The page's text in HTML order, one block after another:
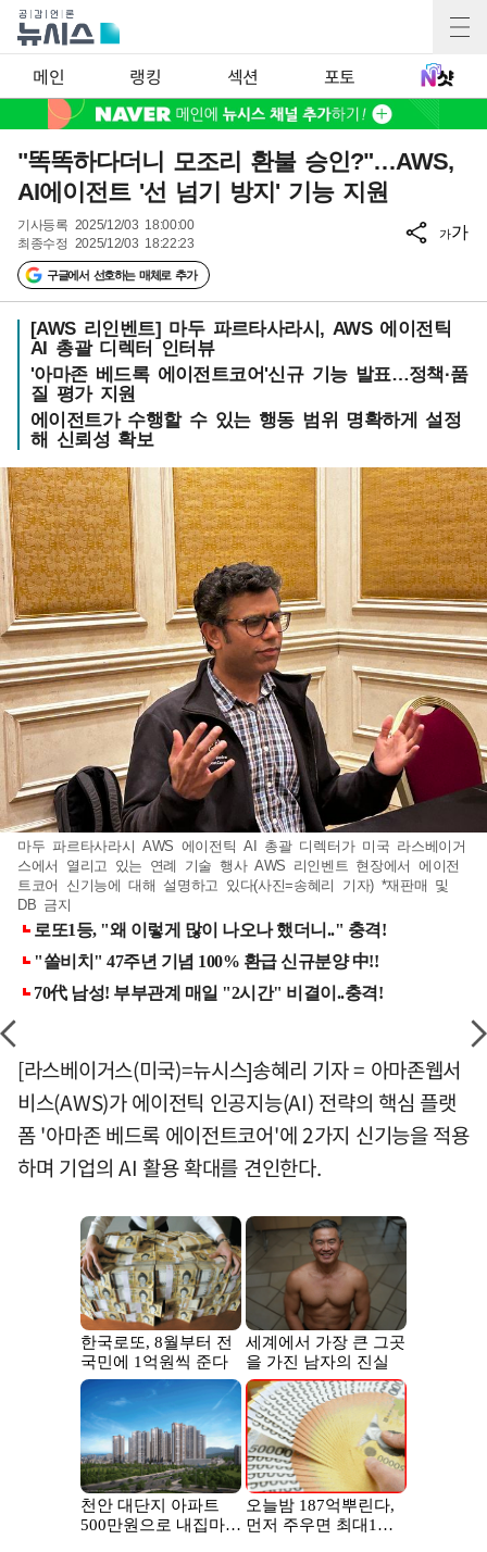
메인 랭킹 섹션 포토
"똑똑하다더니 모조리 환불 승인?"…AWS,
AI에이전트 '선 넘기 방지' 기능 지원
기사등록 2025/12/03 18:00:00
최종수정 2025/12/03 18:22:23
구글에서 선호하는 매체로 추가
가가
[AWS 리인벤트] 마두 파르타사라시, AWS 에이전틱
AI 총괄 디렉터 인터뷰
'아마존 베드록 에이전트코어'신규 기능 발표…정책·품
질 평가 지원
에이전트가 수행할 수 있는 행동 범위 명확하게 설정
해 신뢰성 확보
마두 파르타사라시 AWS 에이전틱 AI 총괄 디렉터가 미국 라스베이거
스에서 열리고 있는 연례 기술 행사 AWS 리인벤트 현장에서 에이전
트코어 신기능에 대해 설명하고 있다(사진=송혜리 기자) *재판매 및
DB 금지
[라스베이거스(미국)=뉴시스]송혜리 기자 = 아마존웹서
비스(AWS)가 에이전틱 인공지능(AI) 전략의 핵심 플랫
폼 '아마존 베드록 에이전트코어'에 2가지 신기능을 적용
하며 기업의 AI 활용 확대를 견인한다.